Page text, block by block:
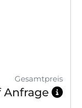
Gesamtpreis
Anfrage